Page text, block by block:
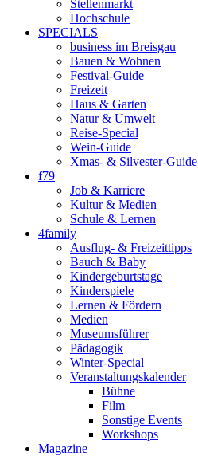
Stellenmarkt
Hochschule
SPECIALS
business im Breisgau
Bauen & Wohnen
Festival-Guide
Freizeit
Haus & Garten
Natur & Umwelt
Reise-Special
Wein-Guide
Xmas- & Silvester-Guide
f79
Job & Karriere
Kultur & Medien
Schule & Lernen
4family
Ausflug- & Freizeittipps
Bauch & Baby
Kindergeburtstage
Kinderspiele
Lernen & Fördern
Medien
Museumsführer
Pädagogik
Winter-Special
Veranstaltungskalender
Bühne
Film
Sonstige Events
Workshops
Magazine